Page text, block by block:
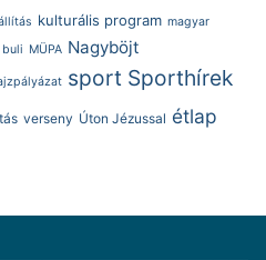
kulturális program magyar
buli MÜPA Nagyböjt
sport Sporthírek
verseny Úton Jézussal étlap